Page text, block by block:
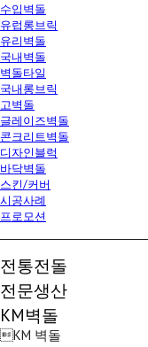
수입벽돌
유럽롱브릭
유리벽돌
국내벽돌
벽돌타일
국내롱브릭
고벽돌
글레이즈벽돌
콘크리트벽돌
디자인블럭
바닥벽돌
스킨/커버
시공사례
프로모션
전통전돌
전문생산
KM벽돌
KM 벽돌